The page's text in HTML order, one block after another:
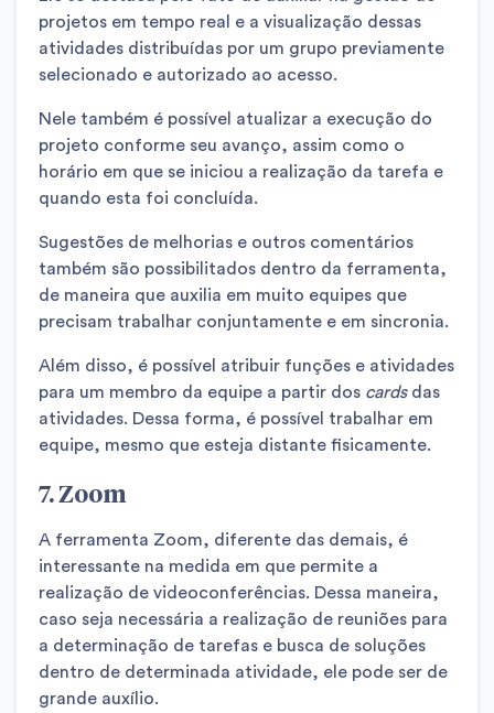
projetos em tempo real e a visualização dessas
atividades distribuídas por um grupo previamente
selecionado e autorizado ao acesso.
Nele também é possível atualizar a execução do
projeto conforme seu avanço, assim como o
horário em que se iniciou a realização da tarefa e
quando esta foi concluída.
Sugestões de melhorias e outros comentários
também são possibilitados dentro da ferramenta,
de maneira que auxilia em muito equipes que
precisam trabalhar conjuntamente e em sincronia.
Além disso, é possível atribuir funções e atividades
para um membro da equipe a partir dos cardsdas
atividades. Dessa forma, é possível trabalhar em
equipe, mesmo que esteja distante fisicamente.
7. Zoom
A ferramenta Zoom, diferente das demais, é
interessante na medida em que permite a
realização de videoconferências. Dessa maneira,
caso seja necessária a realização de reuniões para
a determinação de tarefas e busca de soluções
dentro de determinada atividade, ele pode ser de
grande auxílio.